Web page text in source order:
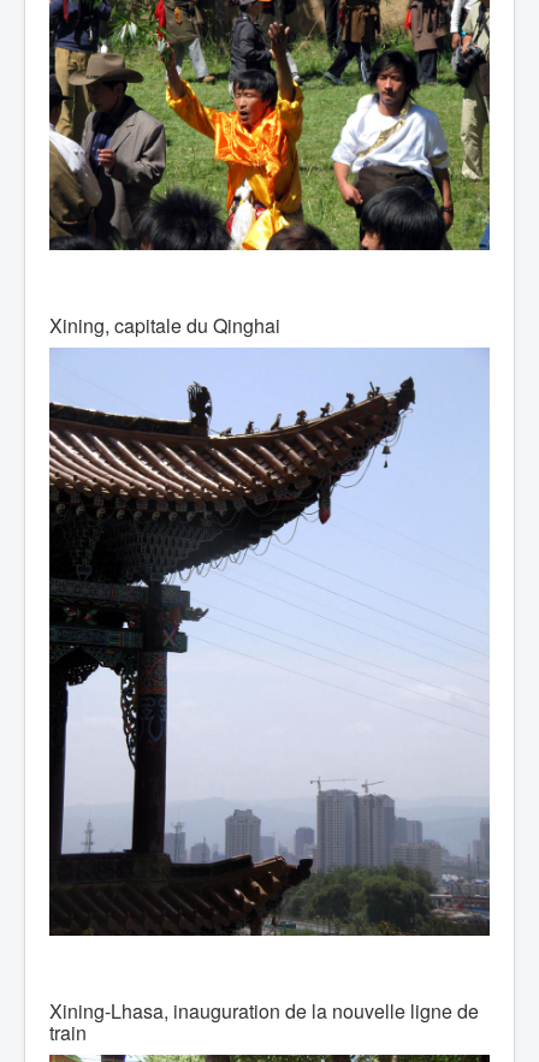
Xining, capitale du Qinghai
Xining-Lhasa, inauguration de la nouvelle ligne de
train